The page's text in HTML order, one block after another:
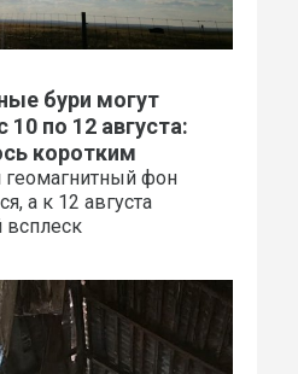
бури могут
по 12 августа:
коротким
фон
а к 12 августа